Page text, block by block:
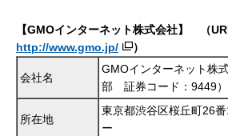
【GMOインターネット株式会社】
（
http://www.gmo.jp/
）
会社名
GMOインターネット株
部 証券コード：9449）
所在地
東京都渋谷区桜丘町26
ー